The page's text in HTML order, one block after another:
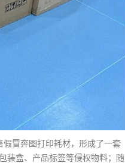
冒奔图打印耗材，形成了一套
装盒、产品标签等侵权物料；随